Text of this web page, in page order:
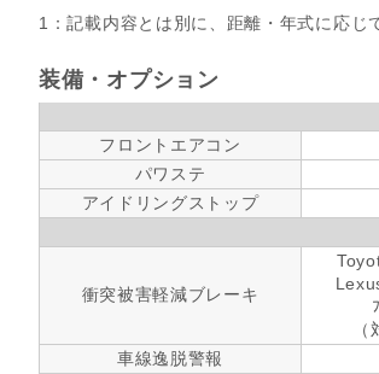
1：記載内容とは別に、距離・年式に応じ
装備・オプション
フロントエアコン
パワステ
アイドリングストップ
衝突被害軽減ブレーキ
車線逸脱警報